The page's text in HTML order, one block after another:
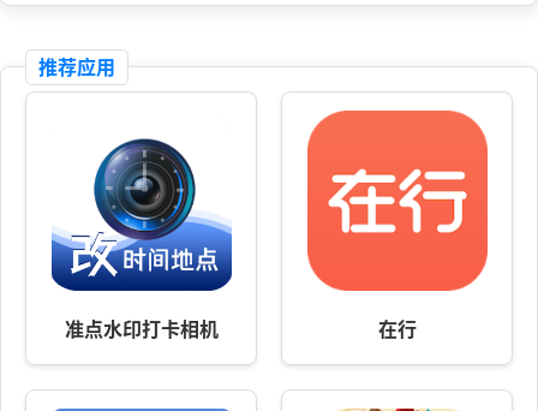
推荐应用
准点水印打卡相机 在行